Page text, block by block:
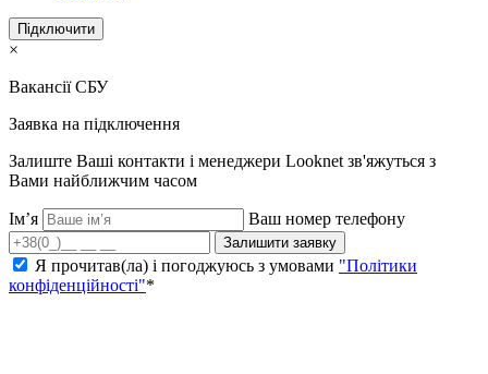
Підключити
×
Вакансії СБУ
Заявка на підключення
Залиште Ваші контакти і менеджери Looknet зв'яжуться з
Вами найближчим часом
Ім’я Ваш номер телефону
Залишити заявку
Я прочитав(ла) і погоджуюсь з умовами "Політики
конфіденційності"*